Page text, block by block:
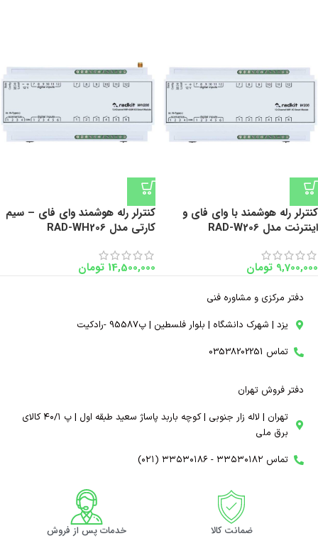
کنترلر رله هوشمند با وای فای و
اینترنت مدل RAD-W206
9,700,000 تومان
کنترلر رله هوشمند وای فای – سیم
کارتی مدل RAD-WH206
14,500,000 تومان
دفتر مرکزی و مشاوره فنی
یزد | شهرک دانشگاه | بلوار فلسطین | پ95587 -رادکیت
تماس 03538202251
دفتر فروش تهران
تهران | لاله زار جنوبی | کوچه باربد پاساژ سعید طبقه اول | پ ۴۰/۱ کالای
برق ملی
تماس ۳۳۵۳۰۱۸۲ - ۳۳۵۳۰۱۸۶ (۰۲۱)
ضمانت کالا خدمات پس از فروش